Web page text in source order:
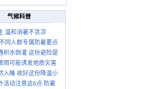
气候科普
温和消暑不贪凉
同人群专属防暑要点
积水倒灌 这份避险提
雨可能诱发地质灾害
要知道
入睡 收好这份降温小
活动注意这6点 防暑